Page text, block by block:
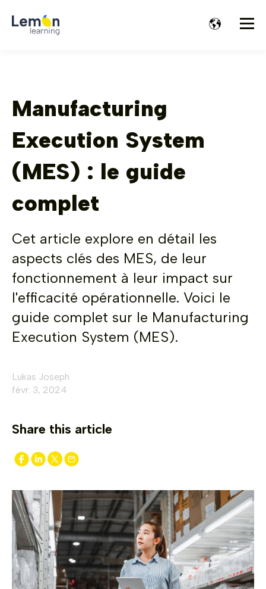
Manufacturing
Execution System
(MES) : le guide
complet
Cet article explore en détail les
aspects clés des MES, de leur
fonctionnement à leur impact sur
l'efficacité opérationnelle. Voici le
guide complet sur le Manufacturing
Execution System (MES).
Lukas Joseph
févr. 3, 2024
Share this article